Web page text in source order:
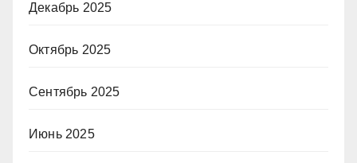
Декабрь 2025
Октябрь 2025
Сентябрь 2025
Июнь 2025